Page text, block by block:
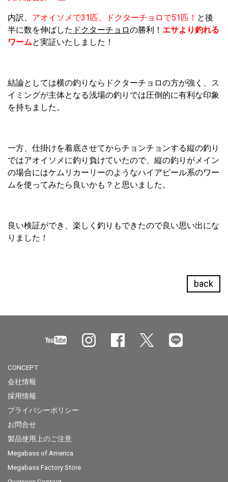
内訳、 アオイソメで31匹、ドクターチョロで51匹！ と後
半に数を伸ばした ドクターチョロの勝利！ エサより釣れる
ワームと実証いたしました！
結論としては横の釣りならドクターチョロの方が強く、ス
イミングが主体となる浅場の釣りでは圧倒的に有利な印象
を持ちました。
一方、仕掛けを着底させてからチョンチョンする縦の釣り
ではアオイソメに釣り負けていたので、縦の釣りがメイン
の場合にはケムリカーリーのようなハイアピール系のワー
ムを使ってみたら良いかも？と思いました。
良い検証ができ、楽しく釣りもできたので良い思い出にな
りました！
back
CONCEPT
会社情報
採用情報
プライバシーポリシー
お問合せ
製品使用上のご注意
Megabass of America
Megabass Factory Store